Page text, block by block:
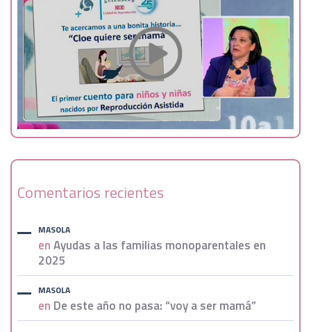
Comentarios recientes
MASOLA
enAyudas a las familias monoparentales en
2025
MASOLA
en De este año no pasa: “voy a ser mamá”